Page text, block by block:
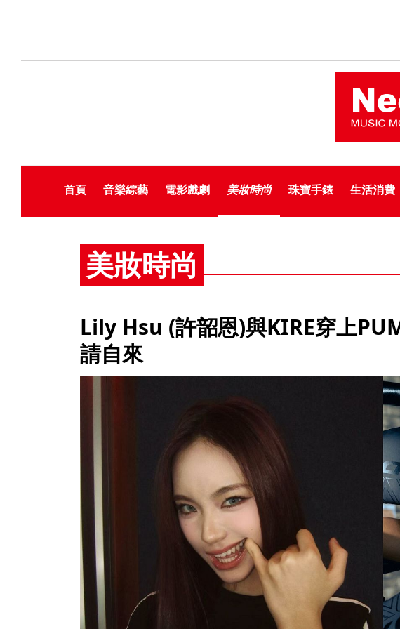
首頁 音樂綜藝 電影戲劇 美妝時尚 珠寶手錶 生活消費
美妝時尚
Lily Hsu (許韶恩)與KIRE穿上
請自來